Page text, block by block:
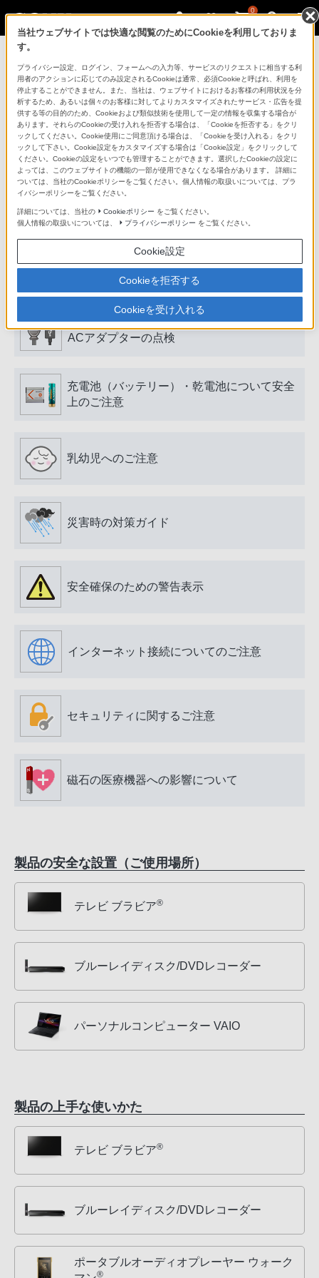
0
製品を安全に、安心してご使用いただ
くために
日常の清掃・点検が大切です。安全のため取扱説明書を
よく読みましょう。
製品に関する重要なお知らせ
安全で上手な使いかた
愛情点検のおすすめ
電源プラグ・コード、USB端子・ケーブル、
ACアダプターの点検
充電池（バッテリー）・乾電池について安全
上のご注意
乳幼児へのご注意
災害時の対策ガイド
安全確保のための警告表示
インターネット接続についてのご注意
セキュリティに関するご注意
磁石の医療機器への影響について
製品の安全な設置（ご使用場所）
テレビ ブラビア®
ブルーレイディスク/DVDレコーダー
パーソナルコンピューター VAIO
製品の上手な使いかた
テレビ ブラビア®
ブルーレイディスク/DVDレコーダー
ポータブルオーディオプレーヤー ウォーク
®
当社ウェブサイトでは快適な閲覧のためにCookieを利用しておりま
す。
プライバシー設定、ログイン、フォームへの入力等、サービスのリクエストに相当する利
用者のアクションに応じてのみ設定されるCookieは通常、必須Cookieと呼ばれ、利用を
停止することができません。また、当社は、ウェブサイトにおけるお客様の利用状況を分
析するため、あるいは個々のお客様に対してよりカスタマイズされたサービス・広告を提
供する等の目的のため、Cookieおよび類似技術を使用して一定の情報を収集する場合が
あります。それらのCookieの受け入れを拒否する場合は、「Cookieを拒否する」をクリ
ックしてください。Cookie使用にご同意頂ける場合は、「Cookieを受け入れる」をクリ
ックして下さい。Cookie設定をカスタマイズする場合は「Cookie設定」をクリックして
ください。Cookieの設定をいつでも管理することができます。選択したCookieの設定に
よっては、このウェブサイトの機能の一部が使用できなくなる場合があります。 詳細に
ついては、当社のCookieポリシーをご覧ください。個人情報の取扱いについては、プラ
イバシーポリシーをご覧ください。
詳細については、当社の Cookieポリシー をご覧ください。
個人情報の取扱いについては、
プライバシーポリシー をご覧ください。
Cookie設定
Cookieを拒否する
Cookieを受け入れる